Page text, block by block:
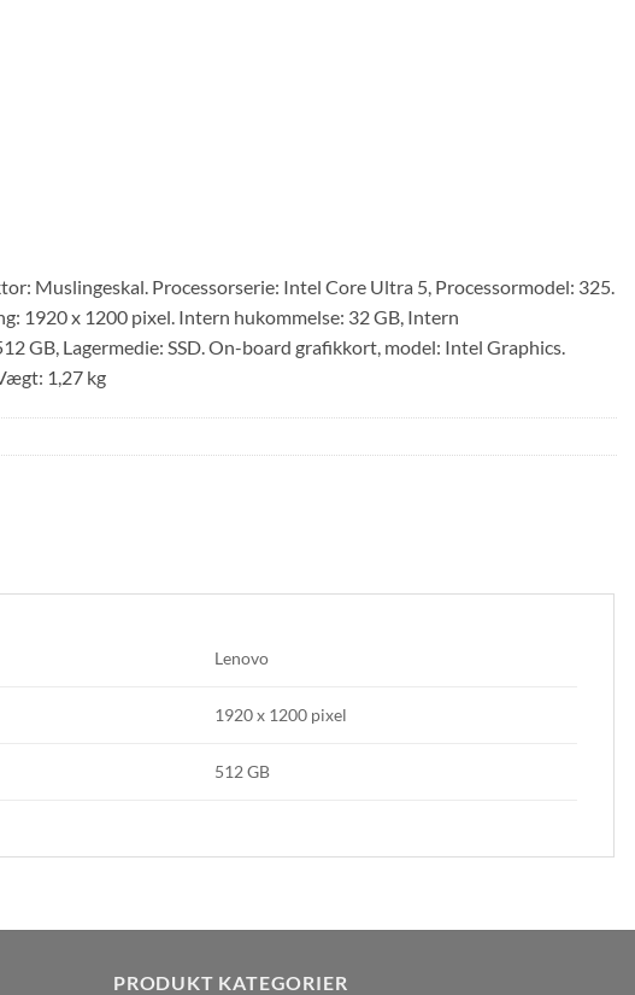
Muslingeskal. Processorserie: Intel Core Ultra 5, Processormodel: 325.
1920 x 1200 pixel. Intern hukommelse: 32 GB, Intern
GB, Lagermedie: SSD. On-board grafikkort, model: Intel Graphics.
1,27 kg
Lenovo
1920 x 1200 pixel
512 GB
PRODUKT KATEGORIER